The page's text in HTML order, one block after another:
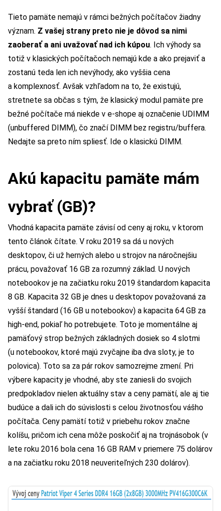
Tieto pamäte nemajú v rámci bežných počítačov žiadny
význam. Z vašej strany preto nie je dôvod sa nimi
zaoberať a ani uvažovať nad ich kúpou. Ich výhody sa
totiž v klasických počítačoch nemajú kde a ako prejaviť a
zostanú teda len ich nevýhody, ako vyššia cena
a komplexnosť. Avšak vzhľadom na to, že existujú,
stretnete sa občas s tým, že klasický modul pamäte pre
bežné počítače má niekde v e-shope aj označenie UDIMM
(unbuffered DIMM), čo značí DIMM bez registru/buffera.
Nedajte sa preto ním spliesť. Ide o klasickú DIMM.
Akú kapacitu pamäte mám
vybrať (GB)?
Vhodná kapacita pamäte závisí od ceny aj roku, v ktorom
tento článok čítate. V roku 2019 sa dá u nových
desktopov, či už herných alebo u strojov na náročnejšiu
prácu, považovať 16 GB za rozumný základ. U nových
notebookov je na začiatku roku 2019 štandardom kapacita
8 GB. Kapacita 32 GB je dnes u desktopov považovaná za
vyšší štandard (16 GB u notebookov) a kapacita 64 GB za
high-end, pokiaľ ho potrebujete. Toto je momentálne aj
pamäťový strop bežných základných dosiek so 4 slotmi
(u notebookov, ktoré majú zvyčajne iba dva sloty, je to
polovica). Toto sa za pár rokov samozrejme zmení. Pri
výbere kapacity je vhodné, aby ste zaniesli do svojich
predpokladov nielen aktuálny stav a ceny pamätí, ale aj tie
budúce a dali ich do súvislosti s celou životnosťou vášho
počítača. Ceny pamätí totiž v priebehu rokov značne
kolíšu, pričom ich cena môže poskočiť aj na trojnásobok (v
lete roku 2016 bola cena 16 GB RAM v priemere 75 dolárov
a na začiatku roku 2018 neuveriteľných 230 dolárov).